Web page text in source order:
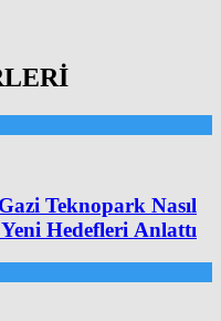
Teknopark Nasıl
Hedefleri Anlattı